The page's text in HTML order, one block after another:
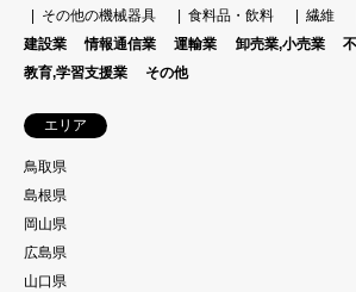
その他の機械器具
食料品・飲料 繊維
建設業
情報通信業 運輸業 卸売業,小売業
教育,学習支援業
その他
エリア
鳥取県
島根県
岡山県
広島県
山口県